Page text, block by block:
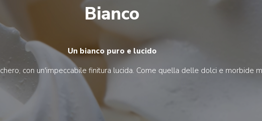
Bianco
Un bianco puro e lucido
con un'impeccabile finitura lucida. Come quella delle dolci e morbide